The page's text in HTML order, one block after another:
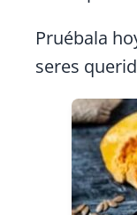
Pruébala
seres